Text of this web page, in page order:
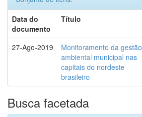
Data do
documento
Título
27-Ago-2019
Monitoramento da gestão
ambiental municipal nas
capitais do nordeste
brasileiro
Busca facetada